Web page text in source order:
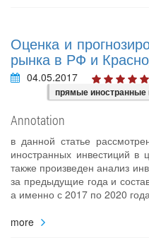
Оценка и
рынка в РФ и
04.05.2017
прямые иностранные
Annotation
в данной статье
иностранных инвестиций
также произведен анализ
за предыдущие года и
а именно с 2017 по 2020
more